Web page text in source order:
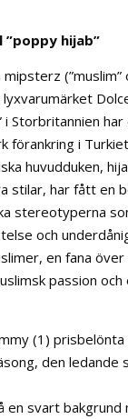
”poppy hijab”
(”muslim”
i Storbritannien har
förankring i
huvudduken,
stilar, har fått en
stereotyperna
och
en fana över
passion
(1) prisbelönta
den ledande
en svart bakgrund